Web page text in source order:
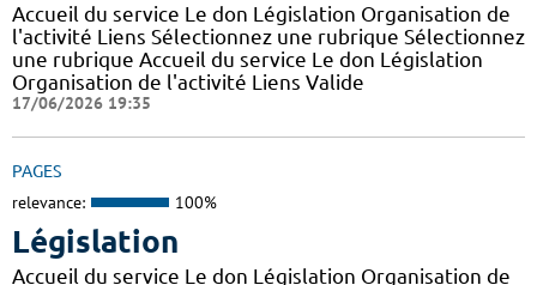
Accueil du service Le don Législation Organisation de
l'activité Liens Sélectionnez une rubrique Sélectionnez
une rubrique Accueil du service Le don Législation
Organisation de l'activité Liens Valide
17/06/2026 19:35
PAGES
relevance: 100%
Législation
Accueil du service Le don Législation Organisation de